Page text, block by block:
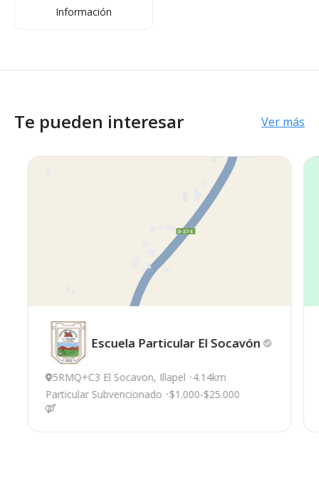
Información
Te pueden interesar Ver más
Escuela Particular El Socavón
5RMQ+C3 El Socavon, Illapel 4.14km
Particular Subvencionado $1.000-$25.000